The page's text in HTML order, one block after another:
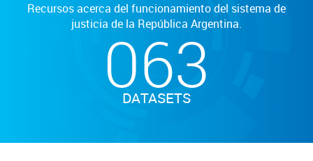
Recursos acerca del funcionamiento del sistema de
justicia de la República Argentina.
063
DATASETS